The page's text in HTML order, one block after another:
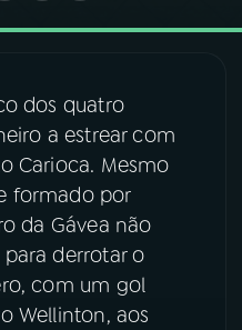
dos quatro
a estrear com
Carioca. Mesmo
formado por
da Gávea não
derrotar o
com um gol
Wellinton, aos